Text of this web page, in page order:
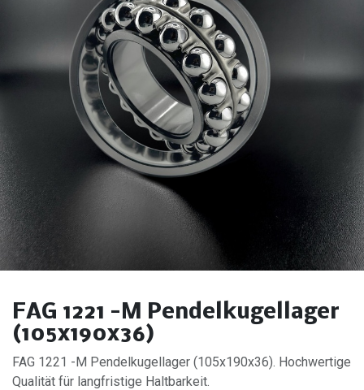
FAG 1221 -M Pendelkugellager
(105x190x36)
FAG 1221 -M Pendelkugellager (105x190x36). Hochwertige
Qualität für langfristige Haltbarkeit.